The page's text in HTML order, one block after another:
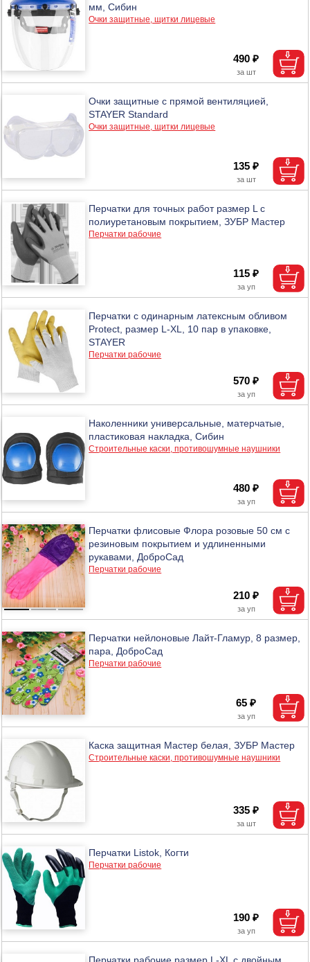
мм, Сибин
Очки защитные, щитки лицевые
490 ₽
Очки защитные с прямой вентиляцией,
STAYER Standard
Очки защитные, щитки лицевые
135 ₽
Перчатки для точных работ размер L с
полиуретановым покрытием, ЗУБР Мастер
Перчатки рабочие
115 ₽
Перчатки с одинарным латексным обливом
Protect, размер L-XL, 10 пар в упаковке,
STAYER
Перчатки рабочие
570 ₽
Наколенники универсальные, матерчатые,
пластиковая накладка, Сибин
Строительные каски, противошумные наушники
480 ₽
Перчатки флисовые Флора розовые 50 см с
резиновым покрытием и удлиненными
рукавами, ДоброСад
Перчатки рабочие
210 ₽
Перчатки нейлоновые Лайт-Гламур, 8 размер,
пара, ДоброСад
Перчатки рабочие
65 ₽
Каска защитная Мастер белая, ЗУБР Мастер
Строительные каски, противошумные наушники
335 ₽
Перчатки Listok, Когти
Перчатки рабочие
190 ₽
Перчатки рабочие размер L-XL с двойным